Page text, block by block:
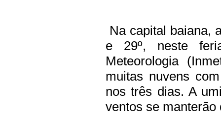
Na capital baiana,
e 29º, neste
Meteorologia
muitas nuvens
nos três dias. A
ventos se